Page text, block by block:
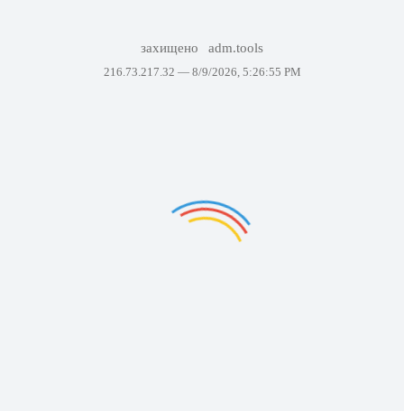
захищено adm.tools
216.73.217.32 — 8/9/2026, 5:26:55 PM